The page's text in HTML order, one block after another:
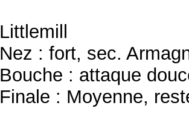
Littlemill
Nez : fort, sec.
Bouche : attaque
Finale : Moyenne,